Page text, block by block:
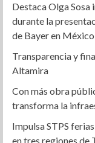
Destaca Olga Sosa
durante la
de Bayer en México
Transparencia y
Altamira
Con más obra
transforma la
Impulsa STPS
en tres regiones de